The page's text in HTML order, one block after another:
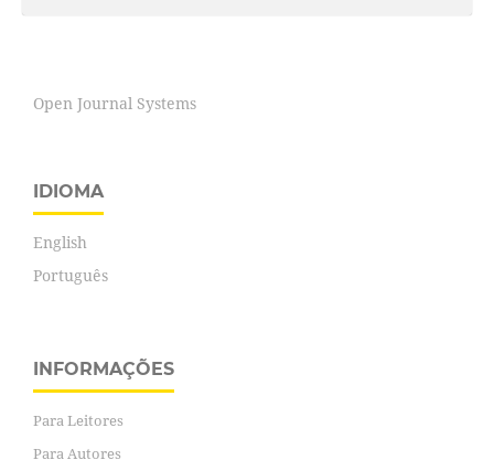
Open Journal Systems
IDIOMA
English
Português
INFORMAÇÕES
Para Leitores
Para Autores